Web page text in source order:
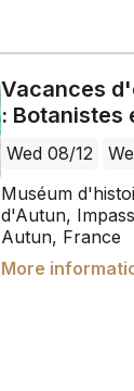
Vacances
: Botanistes
Wed 08/12
Muséum
d'Autun,
Autun, France
More